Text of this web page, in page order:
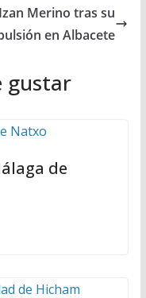
Merino tras su
en Albacete
gustar
de